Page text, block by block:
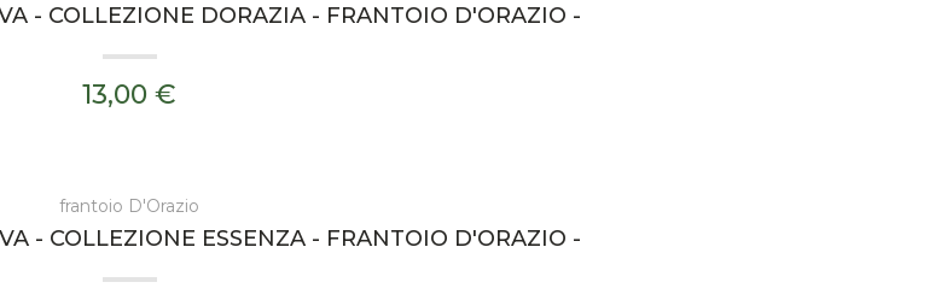
- COLLEZIONE DORAZIA - FRANTOIO D'ORAZIO -
13,00 €
frantoio D'Orazio
- COLLEZIONE ESSENZA - FRANTOIO D'ORAZIO -